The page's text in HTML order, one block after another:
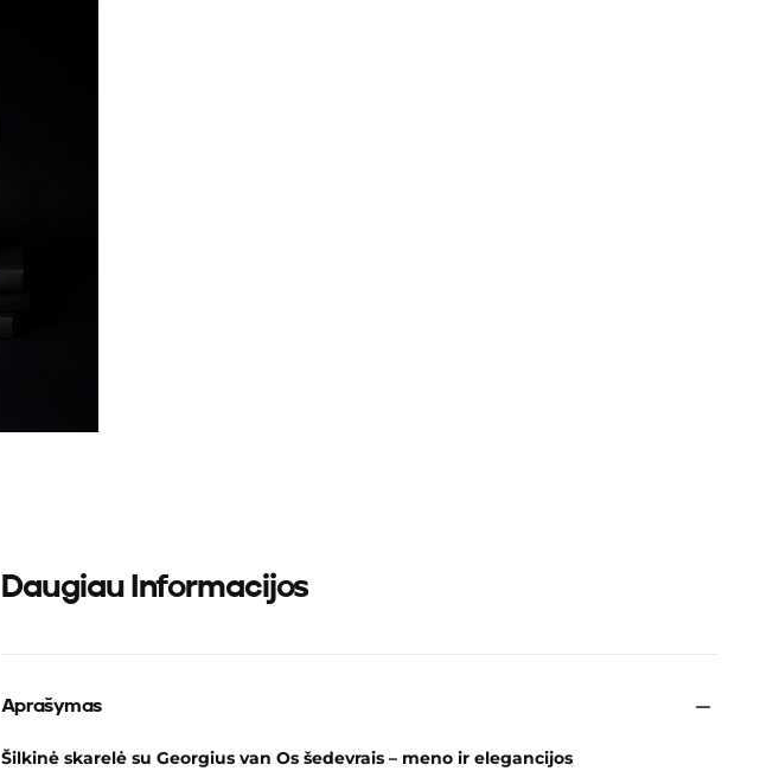
Daugiau Informacijos
Aprašymas
Šilkinė skarelė su Georgius van Os šedevrais – meno ir elegancijos